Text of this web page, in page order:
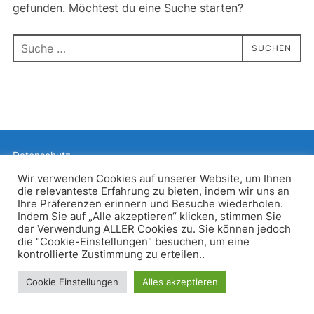
gefunden. Möchtest du eine Suche starten?
Suchen
nach:
SUCHEN
Datenschutz
Inspiro WordPress Theme von WPZOOM
Wir verwenden Cookies auf unserer Website, um Ihnen
die relevanteste Erfahrung zu bieten, indem wir uns an
Ihre Präferenzen erinnern und Besuche wiederholen.
Indem Sie auf „Alle akzeptieren“ klicken, stimmen Sie
der Verwendung ALLER Cookies zu. Sie können jedoch
die "Cookie-Einstellungen" besuchen, um eine
kontrollierte Zustimmung zu erteilen..
Cookie Einstellungen Alles akzeptieren